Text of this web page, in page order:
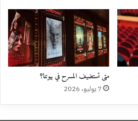
متى تستضيف المسرح في بيوتنا؟
7 يوليو، 2026